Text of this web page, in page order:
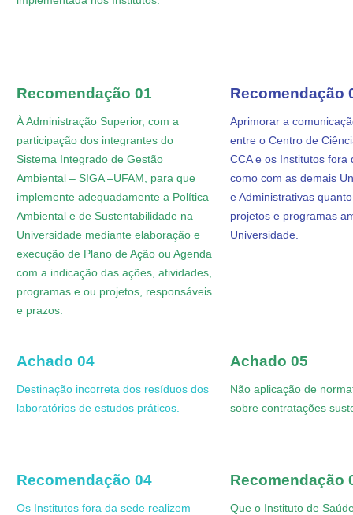
Recomendação 01
À Administração Superior, com a
participação dos integrantes do
Sistema Integrado de Gestão
Ambiental – SIGA –UFAM, para que
implemente adequadamente a Política
Ambiental e de Sustentabilidade na
Universidade mediante elaboração e
execução de Plano de Ação ou Agenda
com a indicação das ações, atividades,
programas e ou projetos, responsáveis
e prazos.
Recomendação
Aprimorar a
entre o Centro de
CCA e os Institutos fora
como com as demais
e Administrativas
projetos e programas
Universidade.
Achado 04
Destinação incorreta dos resíduos dos
laboratórios de estudos práticos.
Achado 05
Não aplicação de
sobre contratações
Recomendação 04
Os Institutos fora da sede realizem
Recomendação
Que o Instituto de